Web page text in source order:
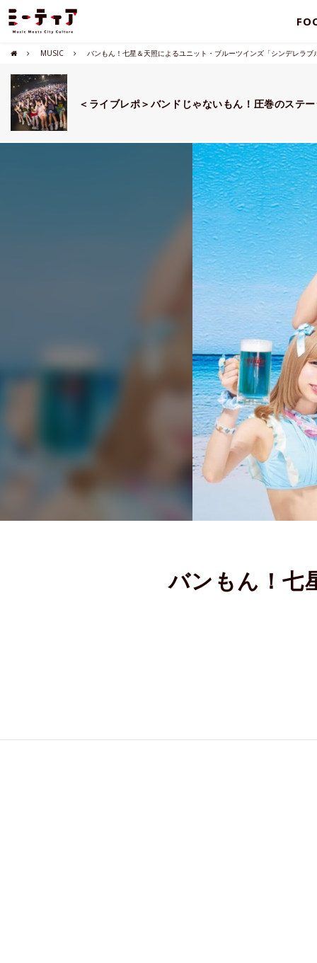
MUSIC バンもん！七星＆天照によるユニット・ブルーツインズ「シンデレラブ
＜ライブレポ＞バンドじゃないもん！圧巻のステ
バンもん！七